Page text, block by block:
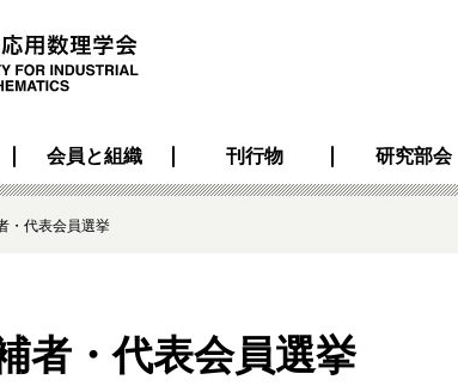
会員と組織 刊行物 研究部会
・代表会員選挙
者・代表会員選挙